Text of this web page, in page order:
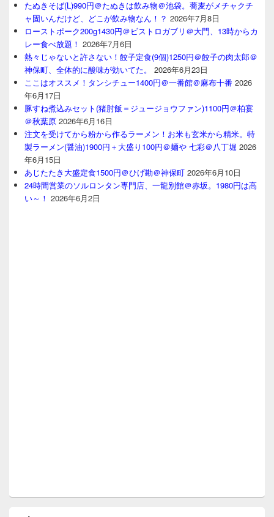
たぬきそば(L)990円＠たぬきは飲み物＠池袋。蕎麦がメチャクチ
ャ固いんだけど、どこが飲み物なん！？ 2026年7月8日
ローストポーク200g1430円＠ビストロガブリ＠大門、13時からカ
レー食べ放題！ 2026年7月6日
熱々じゃないと許さない！餃子定食(9個)1250円＠餃子の肉太郎＠
神保町、全体的に酸味が効いてた。
2026年6月23日
ここはオススメ！タンシチュー1400円＠一番館＠麻布十番 2026
年6月17日
豚すね煮込みセット(猪肘飯＝ジュージョウファン)1100円＠柏宴
＠秋葉原 2026年6月16日
注文を受けてから粉から作るラーメン！お米も玄米から精米。特
製ラーメン(醤油)1900円＋大盛り100円＠麺や 七彩＠八丁堀 2026
年6月15日
あじたたき大盛定食1500円＠ひげ勘＠神保町 2026年6月10日
24時間営業のソルロンタン専門店、一龍別館＠赤坂。1980円は高
い～！ 2026年6月2日